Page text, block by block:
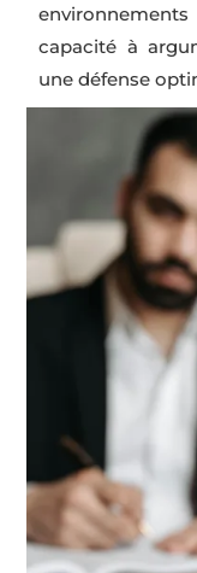
capacité à
une défense